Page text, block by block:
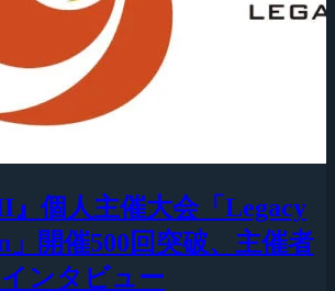
』個人主催大会「Legacy
」開催500回突破、主催者
ンタビュー